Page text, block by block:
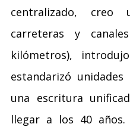
centralizado,
carreteras y
kilómetros),
estandarizó
una escritura
llegar a los 40